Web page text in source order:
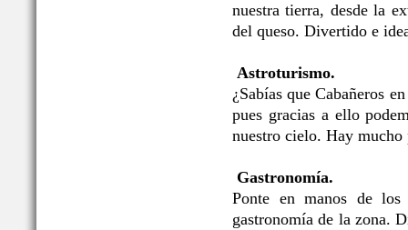
nuestra tierra, desde la
del queso. Divertido e
Astroturismo.
¿Sabías que Cabañeros
pues gracias a ello
nuestro cielo. Hay mucho
Gastronomía.
Ponte en manos de
gastronomía de la zona.